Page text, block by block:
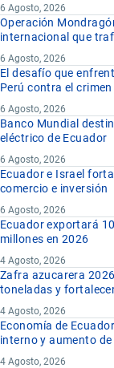
6 Agosto, 2026
Operación
internacional que
6 Agosto, 2026
El desafío que
Perú contra el
6 Agosto, 2026
Banco Mundial
eléctrico de Ecuador
6 Agosto, 2026
Ecuador e Israel
comercio e inversión
6 Agosto, 2026
Ecuador exportará
millones en 2026
4 Agosto, 2026
Zafra azucarera
toneladas y
4 Agosto, 2026
Economía de
interno y aumento
4 Agosto, 2026